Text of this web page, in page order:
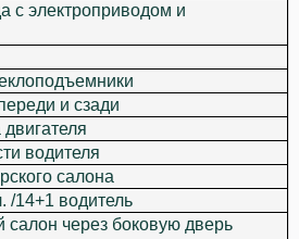
с электроприводом и
и сзади
водителя
салона
/14+1 водитель
салон через боковую дверь